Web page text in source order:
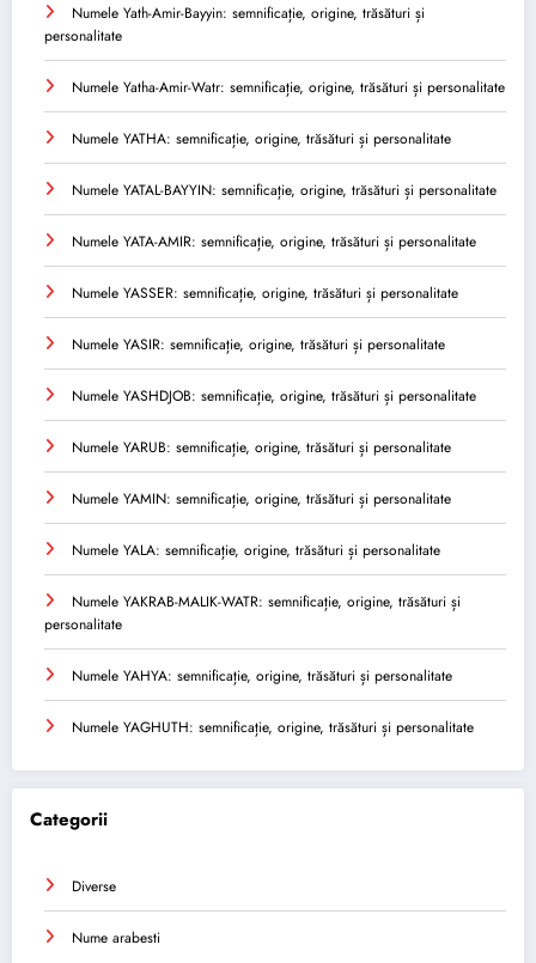
Numele Yath-Amir-Bayyin: semnificație, origine, trăsături și
personalitate
Numele Yatha-Amir-Watr: semnificație, origine, trăsături și personalitate
Numele YATHA: semnificație, origine, trăsături și personalitate
Numele YATAL-BAYYIN: semnificație, origine, trăsături și personalitate
Numele YATA-AMIR: semnificație, origine, trăsături și personalitate
Numele YASSER: semnificație, origine, trăsături și personalitate
Numele YASIR: semnificație, origine, trăsături și personalitate
Numele YASHDJOB: semnificație, origine, trăsături și personalitate
Numele YARUB: semnificație, origine, trăsături și personalitate
Numele YAMIN: semnificație, origine, trăsături și personalitate
Numele YALA: semnificație, origine, trăsături și personalitate
Numele YAKRAB-MALIK-WATR: semnificație, origine, trăsături și
personalitate
Numele YAHYA: semnificație, origine, trăsături și personalitate
Numele YAGHUTH: semnificație, origine, trăsături și personalitate
Categorii
Diverse
Nume arabesti